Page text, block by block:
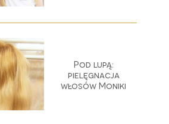
Pod lupą:
pielęgnacja
włosów Moniki